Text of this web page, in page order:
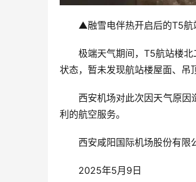
▲融雪电伴热开启后的T5航
极端天气期间，T5航站楼
状态，暂未发现航站楼屋面、吊
西安机场对此次因天气原
利的航空服务。
西安咸阳国际机场股份有限
2025年5月9日